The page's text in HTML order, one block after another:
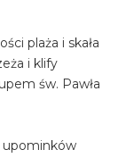
plaża i skała
i klify
św. Pawła
upominków